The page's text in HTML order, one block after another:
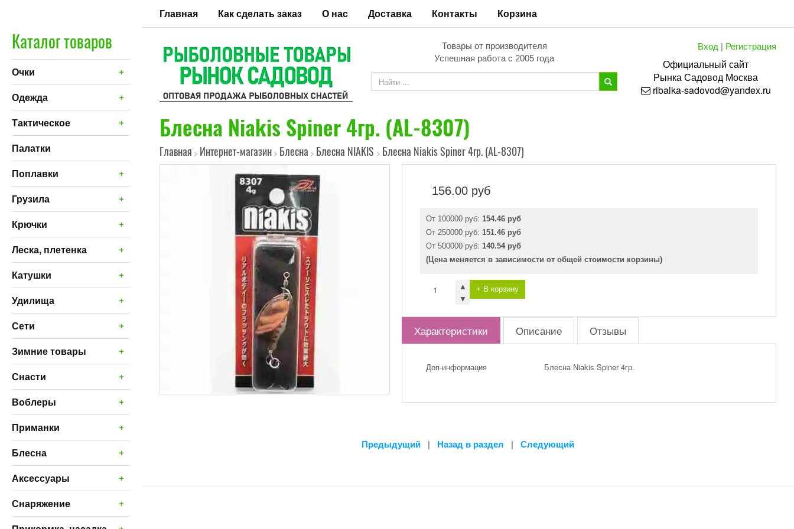
Главная Как сделать заказ О нас Доставка Контакты Корзина
Товары от производителя
Успешная работа с 2005 года
Вход | Регистрация
Официальный сайт
РынкаСадовод Москва
ribalka-sadovod@yandex.ru
Каталог товаров
+
Очки
+
Одежда
+
Тактическое
Палатки
+
Поплавки
+
Грузила
+
Крючки
+
Леска, плетенка
+
Катушки
+
Удилища
+
Сети
+
Зимние товары
+
Снасти
+
Воблеры
+
Приманки
+
Блесна
+
Аксессуары
+
Снаряжение
Блесна Niakis Spiner 4гр. (AL-8307)
Главная > Интернет-магазин > Блесна > Блесна NIAKIS > Блесна Niakis Spiner 4гр. (AL-8307)
156.00 руб
От 100000 руб: 154.46 руб
От 250000 руб: 151.46 руб
От 500000 руб: 140.54 руб
(Цена меняется в зависимости от общей стоимости корзины)
▲
▼
+ В корзину
Характеристики Описание Отзывы
Доп-информация Блесна Niakis Spiner 4гр.
Предыдущий | Назад в раздел | Следующий